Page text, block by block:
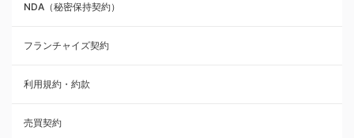
業務委託契約
利用規約・約款
覚書・合意書・同意書
承諾書
NDA（秘密保持契約）
フランチャイズ契約
利用規約・約款
売買契約